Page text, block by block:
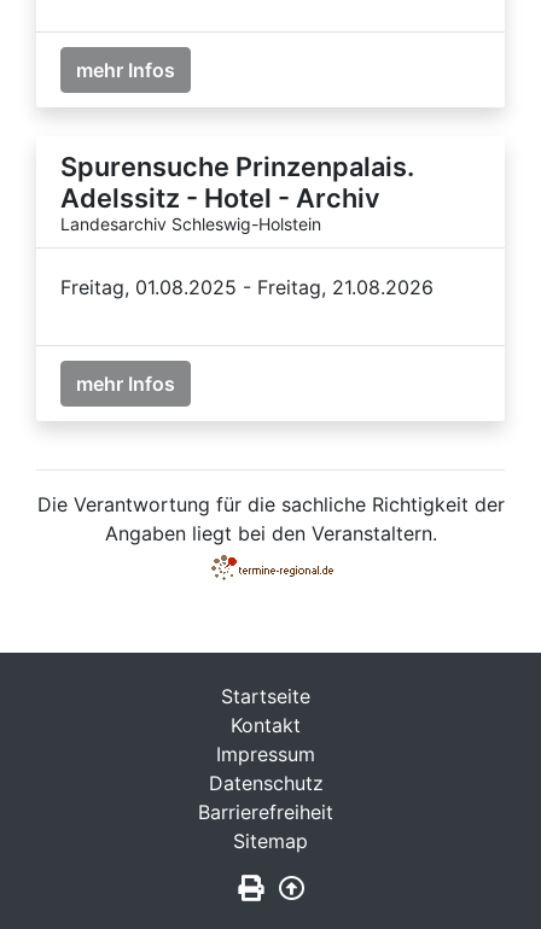
mehr Infos
Spurensuche Prinzenpalais.
Adelssitz - Hotel - Archiv
Landesarchiv Schleswig-Holstein
Freitag, 01.08.2025 - Freitag, 21.08.2026
mehr Infos
Die Verantwortung für die sachliche Richtigkeit der
Angaben liegt bei den Veranstaltern.
Startseite
Kontakt
Impressum
Datenschutz
Barrierefreiheit
Sitemap
Seite drucken
Zurück nach oben